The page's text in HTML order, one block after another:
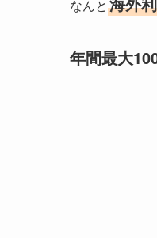
なんと
年間最大